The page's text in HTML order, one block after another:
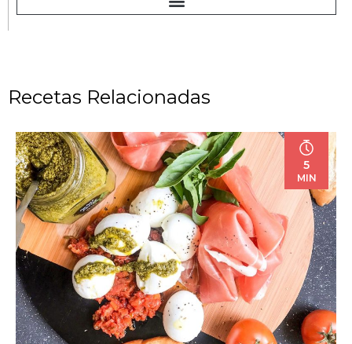
Recetas Relacionadas
5
MIN